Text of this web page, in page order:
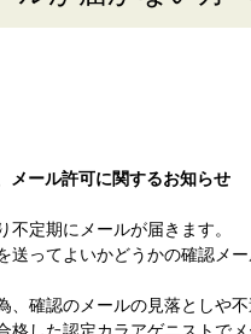
メール許可に関するお知らせ
定期にメールが届きます。
送ってよいかどうかの確認メ
確認のメールの見落としや